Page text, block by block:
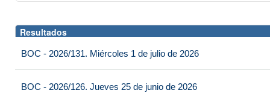
Resultados
BOC - 2026/131. Miércoles 1 de julio de 2026
BOC - 2026/126. Jueves 25 de junio de 2026